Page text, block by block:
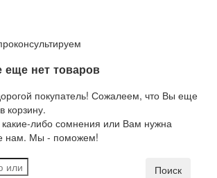
еще нет товаров
покупатель! Сожалеем, что Вы еще
корзину.
какие-либо сомнения или Вам нужна
нам. Мы - поможем!
Поиск